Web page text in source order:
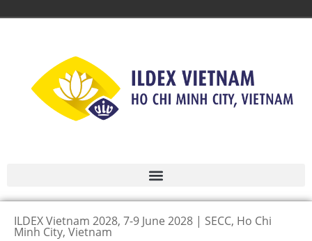
ILDEX Vietnam 2028, 7-9 June 2028 | SECC, Ho Chi
Minh City, Vietnam